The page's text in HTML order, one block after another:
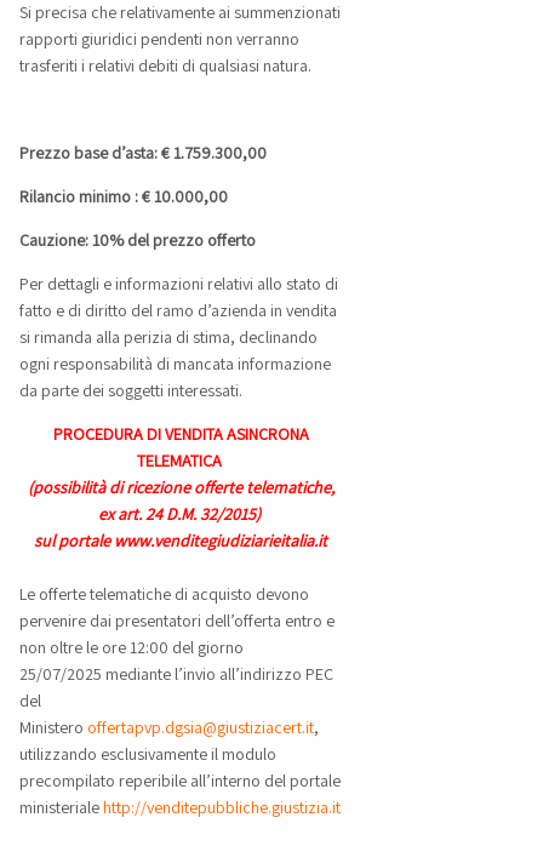
Si precisa che relativamente ai summenzionati
rapporti giuridici pendenti non verranno
trasferiti i relativi debiti di qualsiasi natura.
Prezzo base d’asta: € 1.759.300,00
Rilancio minimo : € 10.000,00
Cauzione: 10% del prezzo offerto
Per dettagli e informazioni relativi allo stato di
fatto e di diritto del ramo d’azienda in vendita
si rimanda alla perizia di stima, declinando
ogni responsabilità di mancata informazione
da parte dei soggetti interessati.
PROCEDURA DI VENDITA ASINCRONA
TELEMATICA
(possibilità di ricezione offerte telematiche,
ex art. 24 D.M. 32/2015)
sul portale www.venditegiudiziarieitalia.it
Le offerte telematiche di acquisto devono
pervenire dai presentatori dell’offerta entro e
non oltre le ore 12:00 del giorno
25/07/2025 mediante l’invio all’indirizzo PEC
del
Ministero offertapvp.dgsia@giustiziacert.it,
utilizzando esclusivamente il modulo
precompilato reperibile all’interno del portale
ministerialehttp://venditepubbliche.giustizia.it